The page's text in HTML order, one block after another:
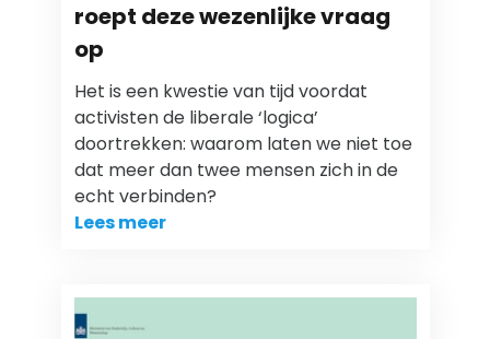
roept deze wezenlijke vraag
op
Het is een kwestie van tijd voordat
activisten de liberale ‘logica’
doortrekken: waarom laten we niet toe
dat meer dan twee mensen zich in de
echt verbinden?
Lees meer